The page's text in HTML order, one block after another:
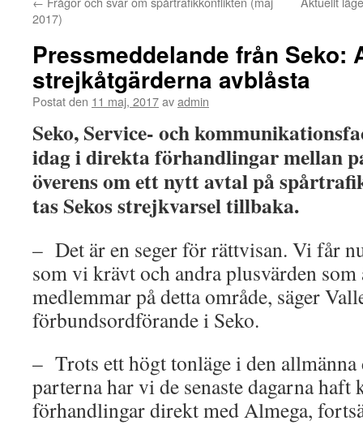
2017)
Pressmeddelande från Seko:
strejkåtgärderna avblåsta
Postat den 11 maj, 2017avadmin
Seko, Service- och
idag i direkta förhandlingar mellan
överens om ett nytt avtal på
tas Sekos strejkvarsel tillbaka.
– Det är en seger för rättvisan. Vi får
som vi krävt och andra plusvärden
medlemmar på detta område, säger
förbundsordförande i Seko.
– Trots ett högt tonläge i den allmänna
parterna har vi de senaste dagarna
förhandlingar direkt med Almega,